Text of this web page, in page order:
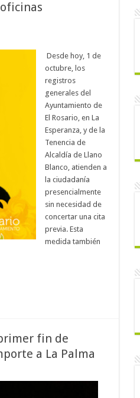
Desde hoy, 1 de
octubre, los
registros
generales del
Ayuntamiento de
El Rosario, en La
Esperanza, y de la
Tenencia de
Alcaldía de Llano
Blanco, atienden a
la ciudadanía
presencialmente
sin necesidad de
concertar una cita
previa. Esta
medida también
fin de
a La Palma